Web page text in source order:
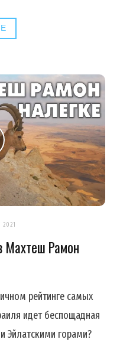
Махтеш Рамон
рейтинге самых
идет беспощадная
Эйлатскими горами?